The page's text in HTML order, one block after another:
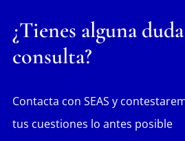
¿Tienes alguna
consulta?
Contacta con SEAS y
tus cuestiones lo antes posible